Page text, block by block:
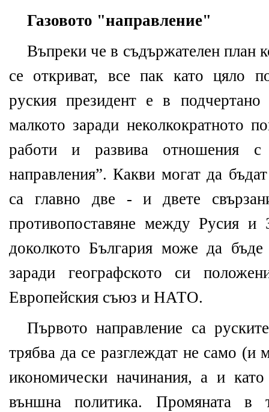
Газовото "направление"
Въпреки че в съдържателен план
се откриват, все пак като цяло
руския президент е в
малкото заради неколкократното
работи и развива отношения с
направления”. Какви могат да
са главно две - и двете
противопоставяне между Русия и
доколкото България може да
заради географското си
Европейския съюз и НАТО.
Първото направление са
трябва да се разглеждат не само (и
икономически начинания, а и
външна политика. Промяната в